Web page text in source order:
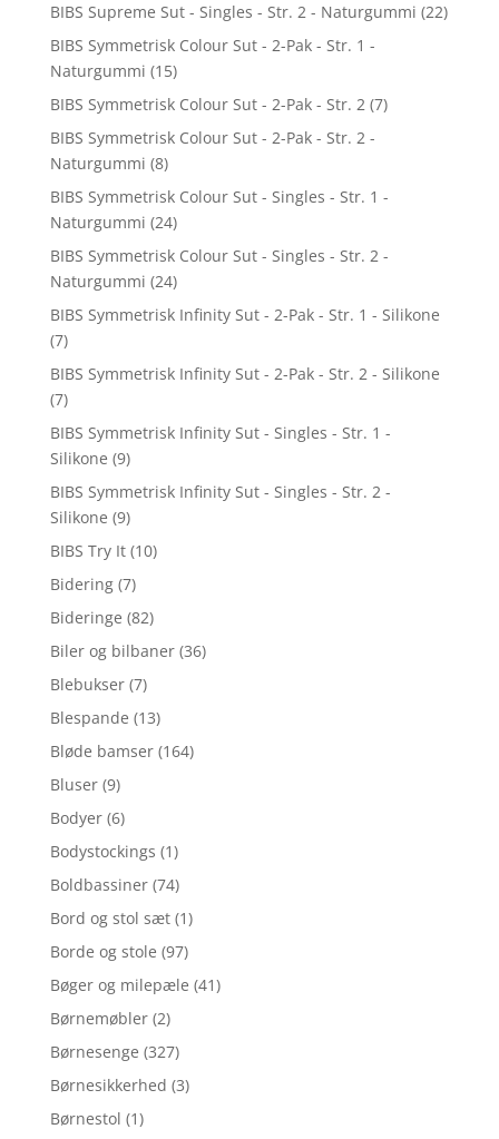
BIBS Supreme Sut - Singles - Str. 2 - Naturgummi (22)
BIBS Symmetrisk Colour Sut - 2-Pak - Str. 1 -
Naturgummi (15)
BIBS Symmetrisk Colour Sut - 2-Pak - Str. 2 (7)
BIBS Symmetrisk Colour Sut - 2-Pak - Str. 2 -
Naturgummi (8)
BIBS Symmetrisk Colour Sut - Singles - Str. 1 -
Naturgummi (24)
BIBS Symmetrisk Colour Sut - Singles - Str. 2 -
Naturgummi (24)
BIBS Symmetrisk Infinity Sut - 2-Pak - Str. 1 - Silikone
(7)
BIBS Symmetrisk Infinity Sut - 2-Pak - Str. 2 - Silikone
(7)
BIBS Symmetrisk Infinity Sut - Singles - Str. 1 -
Silikone (9)
BIBS Symmetrisk Infinity Sut - Singles - Str. 2 -
Silikone (9)
BIBS Try It (10)
Bidering (7)
Bideringe (82)
Biler og bilbaner (36)
Blebukser (7)
Blespande (13)
Bløde bamser (164)
Bluser (9)
Bodyer (6)
Bodystockings (1)
Boldbassiner (74)
Bord og stol sæt (1)
Borde og stole (97)
Bøger og milepæle (41)
Børnemøbler (2)
Børnesenge (327)
Børnesikkerhed (3)
Børnestol (1)